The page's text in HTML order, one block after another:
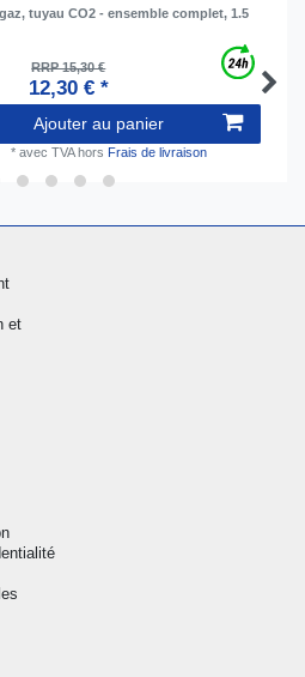
tuyau CO2 - ensemble complet, 1.5
RRP 15,30 €
12,30 € *
Ajouter au panier
* avec TVAhors Frais de livraison
et